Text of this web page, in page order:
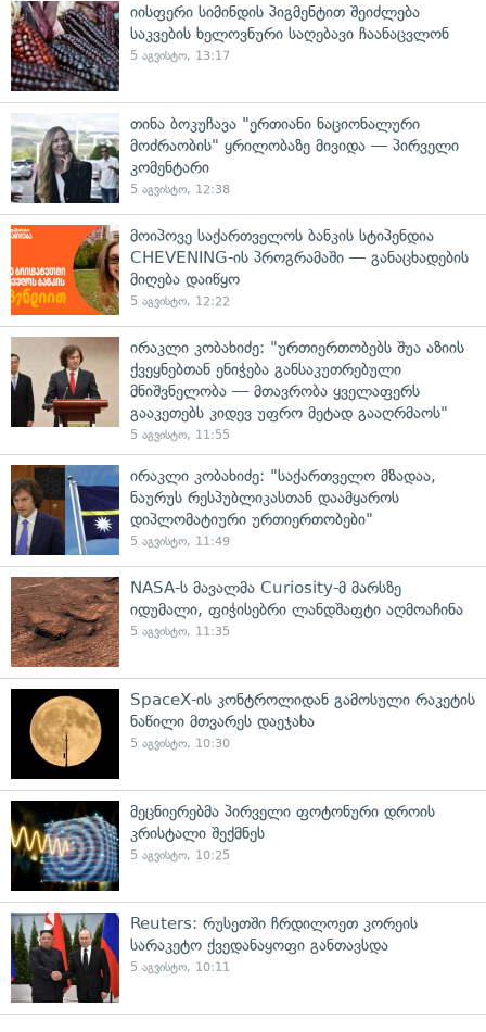
იისფერი სიმინდის პიგმენტით შეიძლება
საკვების ხელოვნური საღებავი ჩაანაცვლონ
5 აგვისტო, 13:17
თინა ბოკუჩავა "ერთიანი ნაციონალური
მოძრაობის" ყრილობაზე მივიდა — პირველი
კომენტარი
5 აგვისტო, 12:38
მოიპოვე საქართველოს ბანკის სტიპენდია
CHEVENING-ის პროგრამაში — განაცხადების
მიღება დაიწყო
5 აგვისტო, 12:22
ირაკლი კობახიძე: "ურთიერთობებს შუა აზიის
ქვეყნებთან ენიჭება განსაკუთრებული
მნიშვნელობა — მთავრობა ყველაფერს
გააკეთებს კიდევ უფრო მეტად გააღრმაოს"
5 აგვისტო, 11:55
ირაკლი კობახიძე: "საქართველო მზადაა,
ნაურუს რესპუბლიკასთან დაამყაროს
დიპლომატიური ურთიერთობები"
5 აგვისტო, 11:49
NASA-ს მავალმა Curiosity-მ მარსზე
იდუმალი, ფიჭისებრი ლანდშაფტი აღმოაჩინა
5 აგვისტო, 11:35
SpaceX-ის კონტროლიდან გამოსული რაკეტის
ნაწილი მთვარეს დაეჯახა
5 აგვისტო, 10:30
მეცნიერებმა პირველი ფოტონური დროის
კრისტალი შექმნეს
5 აგვისტო, 10:25
Reuters: რუსეთში ჩრდილოეთ კორეის
სარაკეტო ქვედანაყოფი განთავსდა
5 აგვისტო, 10:11